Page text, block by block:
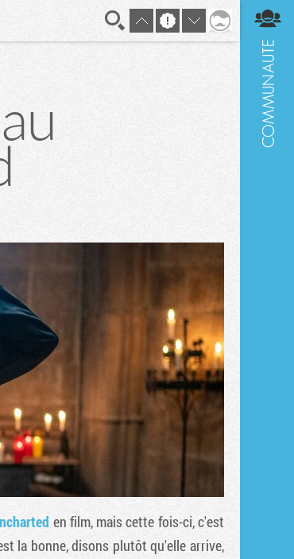
en film, mais cette fois-ci, c'est
la bonne, disons plutôt qu'elle arrive,
En direct Digest